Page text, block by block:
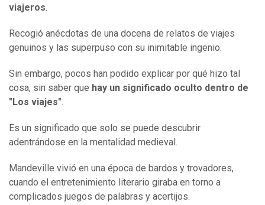
viajeros.
Recogió anécdotas de una docena de relatos de viajes
genuinos y las superpuso con su inimitable ingenio.
Sin embargo, pocos han podido explicar por qué hizo tal
cosa, sin saber que hay un significado oculto dentro de
"Los viajes".
Es un significado que solo se puede descubrir
adentrándose en la mentalidad medieval.
Mandeville vivió en una época de bardos y trovadores,
cuando el entretenimiento literario giraba en torno a
complicados juegos de palabras y acertijos.